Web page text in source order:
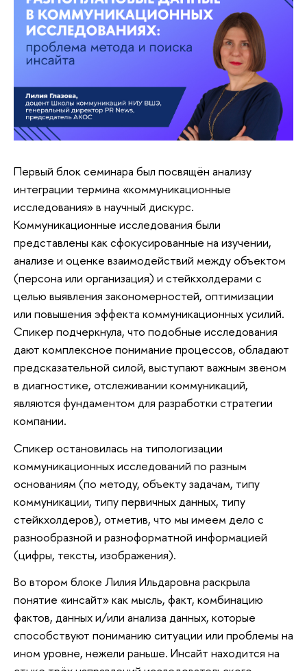
Первый блок семинара был посвящён анализу
интеграции термина «коммуникационные
исследования» в научный дискурс.
Коммуникационные исследования были
представлены как сфокусированные на изучении,
анализе и оценке взаимодействий между объектом
(персона или организация) и стейкхолдерами с
целью выявления закономерностей, оптимизации
или повышения эффекта коммуникационных усилий.
Спикер подчеркнула, что подобные исследования
дают комплексное понимание процессов, обладают
предсказательной силой, выступают важным звеном
в диагностике, отслеживании коммуникаций,
являются фундаментом для разработки стратегии
компании.
Спикер остановилась на типологизации
коммуникационных исследований по разным
основаниям (по методу, объекту задачам, типу
коммуникации, типу первичных данных, типу
стейкхолдеров), отметив, что мы имеем дело с
разнообразной и разноформатной информацией
(цифры, тексты, изображения).
Во втором блоке Лилия Ильдаровна раскрыла
понятие «инсайт» как мысль, факт, комбинацию
фактов, данных и/или анализа данных, которые
способствуют пониманию ситуации или проблемы на
ином уровне, нежели раньше. Инсайт находится на